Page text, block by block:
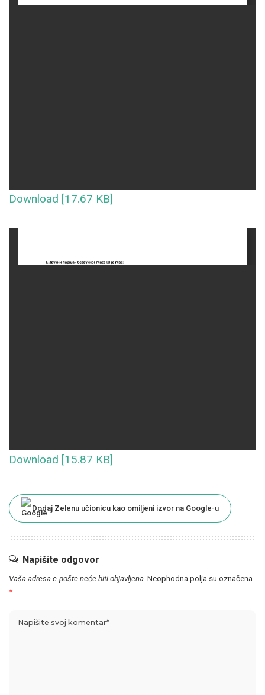
Download [17.67 KB]
Download [15.87 KB]
Dodaj Zelenu učionicu kao omiljeni izvor na Google-u
Napišite odgovor
Vaša adresa e-pošte neće biti objavljena. Neophodna polja su označena
*